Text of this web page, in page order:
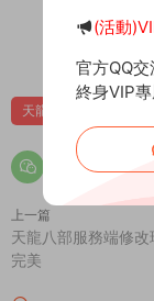
天龍八部技術文章
上一篇
天龍八部服務端修
完美
(活動
官方QQ
終身VIP